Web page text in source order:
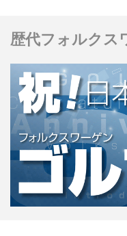
歴代フォルクス